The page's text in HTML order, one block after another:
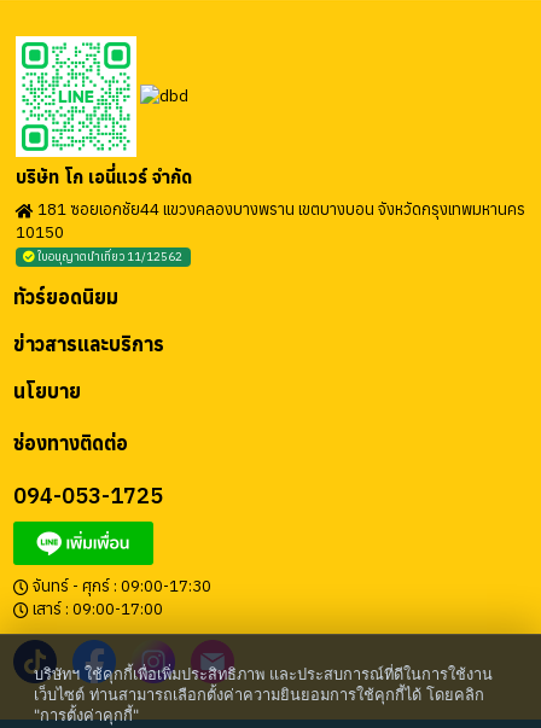
บริษัท โก เอนี่แวร์ จำกัด
181 ซอยเอกชัย44 แขวงคลองบางพราน เขตบางบอน จังหวัดกรุงเทพมหานคร
10150
ใบอนุญาตนำเที่ยว 11/12562
ช่องทางติดต่อ
094-053-1725
จันทร์ - ศุกร์ : 09:00-17:30
เสาร์ : 09:00-17:00
นโยบาย
ข่าวสารและบริการ
ทัวร์ยอดนิยม
บริษัทฯ ใช้คุกกี้เพื่อเพิ่มประสิทธิภาพ และประสบการณ์ที่ดีในการใช้งาน
เว็บไซต์ ท่านสามารถเลือกตั้งค่าความยินยอมการใช้คุกกี้ได้ โดยคลิก
"การตั้งค่าคุกกี้"